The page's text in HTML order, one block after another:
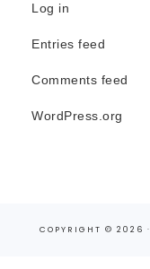
Log in
Entries feed
Comments feed
WordPress.org
COPYRIGHT © 2026 ·